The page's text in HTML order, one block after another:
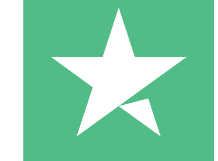
10 Downloads
20 00